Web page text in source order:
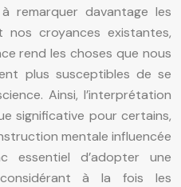
remarquer davantage les
nos croyances existantes,
rend les choses que nous
plus susceptibles de se
Ainsi, l’interprétation
significative pour certains,
mentale influencée
d’adopter une
à la fois les